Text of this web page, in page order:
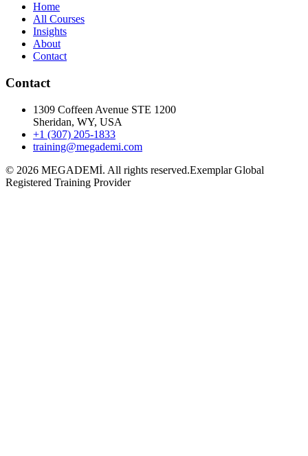
Home
All Courses
Insights
About
Contact
Contact
1309 Coffeen Avenue STE 1200
Sheridan, WY, USA
+1 (307) 205-1833
training@megademi.com
© 2026 MEGADEMİ. All rights reserved.Exemplar Global
Registered Training Provider